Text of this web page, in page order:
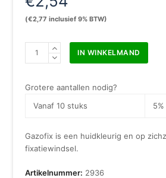
(€2,77 inclusief 9% BTW)
Gazofix
x
IN WINKELMAND
Grotere aantallen nodig?
Vanaf 10 stuks
Gazofix is een huidkleurig en op
fixatiewindsel.
Artikelnummer: 2936